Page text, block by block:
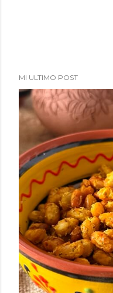
MI ULTIMO POST